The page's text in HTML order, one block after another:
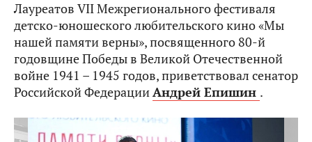
Лауреатов VII Межрегионального фестиваля
детско-юношеского любительского кино «Мы
нашей памяти верны», посвященного 80-й
годовщине Победы в Великой Отечественной
войне 1941 – 1945 годов, приветствовал сенатор
Российской ФедерацииАндрей Епишин .